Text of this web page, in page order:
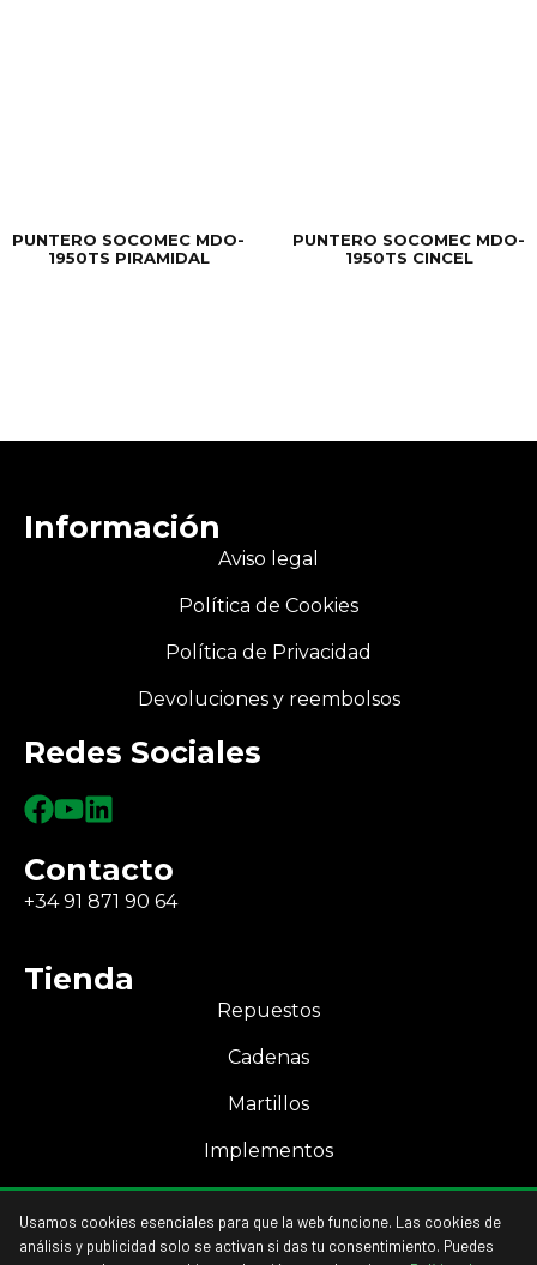
PUNTERO SOCOMEC MDO-
1950TS PIRAMIDAL
PUNTERO SOCOMEC MDO-
1950TS CINCEL
Información
Aviso legal
Política de Cookies
Política de Privacidad
Devoluciones y reembolsos
Redes Sociales
Contacto
+34 91 871 90 64
Tienda
Repuestos
Cadenas
Martillos
Implementos
Acceso a mi cuenta
Usamos cookies esenciales para que la web funcione. Las cookies de
análisis y publicidad solo se activan si das tu consentimiento. Puedes